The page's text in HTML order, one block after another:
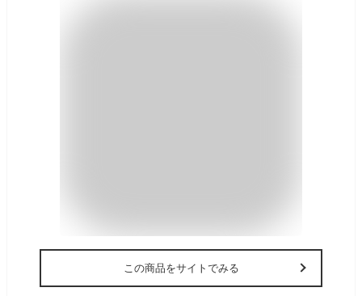
この商品をサイトでみる